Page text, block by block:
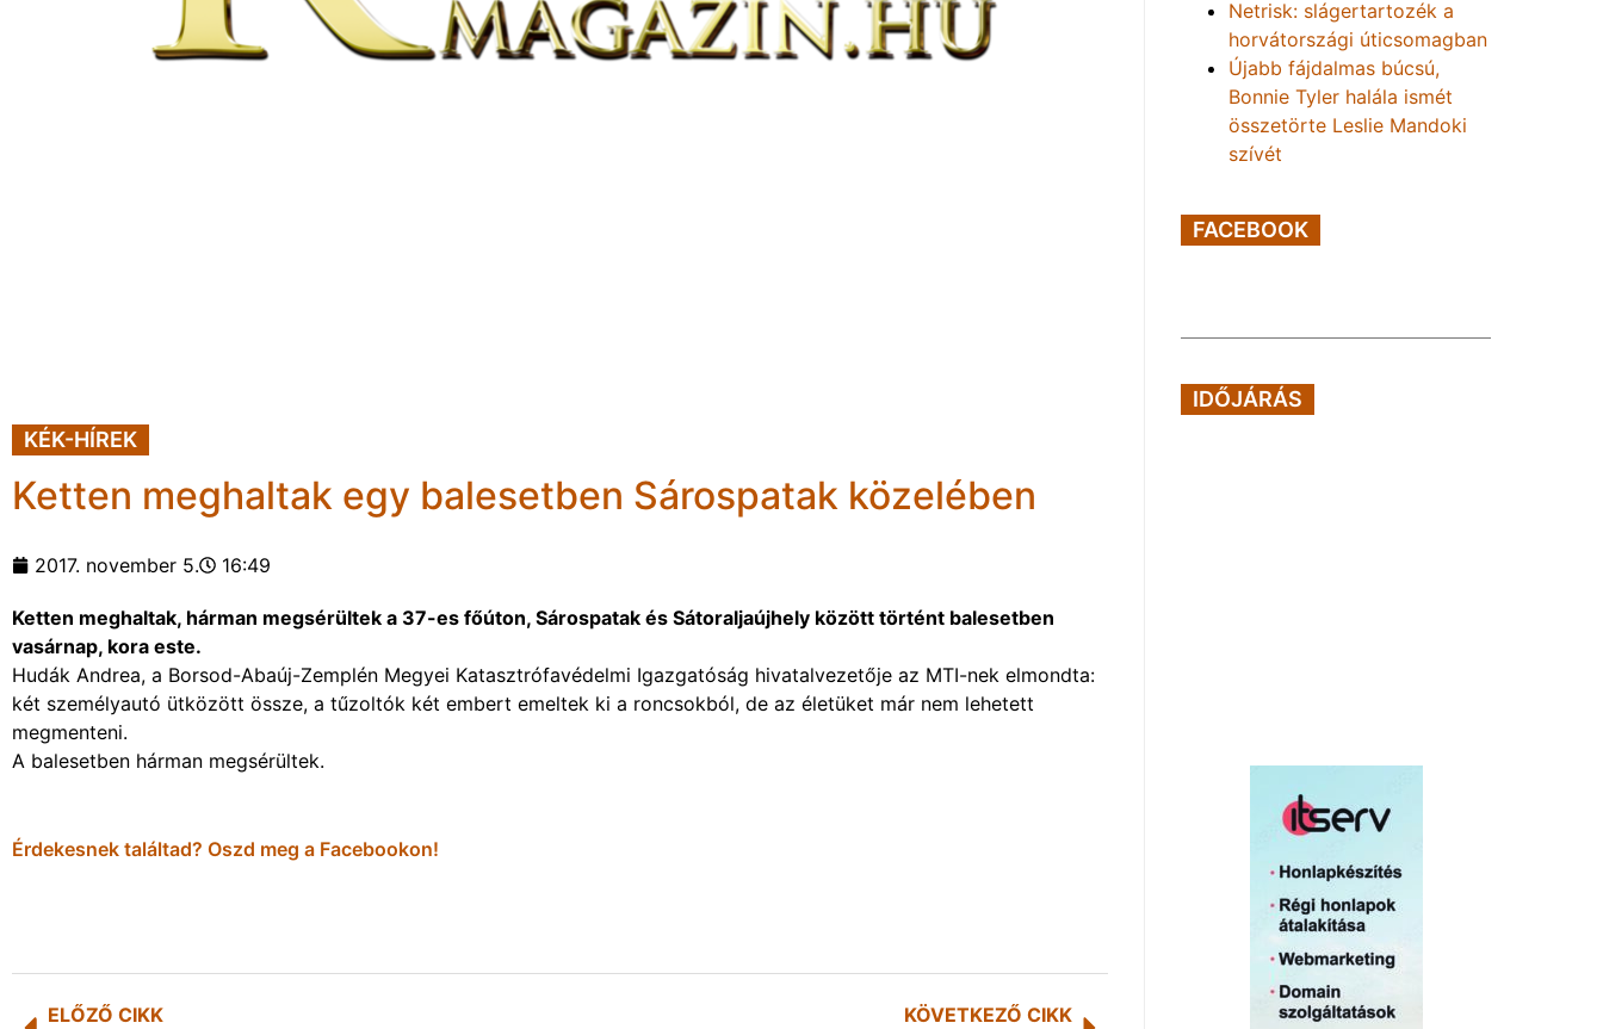
KÉK-HÍREK
Ketten meghaltak egy balesetben Sárospatak közelében
2017. november 5. 16:49
Ketten meghaltak, hárman megsérültek a 37-es főúton, Sárospatak és Sátoraljaújhely között történt balesetben
vasárnap, kora este.
Hudák Andrea, a Borsod-Abaúj-Zemplén Megyei Katasztrófavédelmi Igazgatóság hivatalvezetője az MTI-nek elmondta:
két személyautó ütközött össze, a tűzoltók két embert emeltek ki a roncsokból, de az életüket már nem lehetett
megmenteni.
A balesetben hárman megsérültek.
Érdekesnek találtad? Oszd meg a Facebookon!
ELŐZŐ CIKK KÖVETKEZŐ CIKK
Netrisk: slágertartozék a
horvátországi úticsomagban
Újabb fájdalmas búcsú,
Bonnie Tyler halála ismét
összetörte Leslie Mandoki
szívét
FACEBOOK
IDŐJÁRÁS